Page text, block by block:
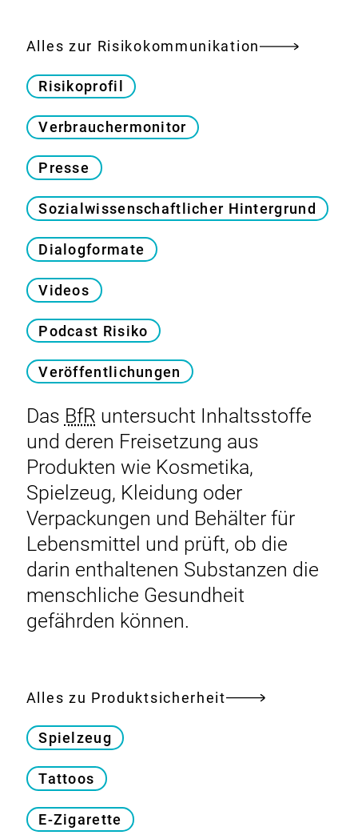
Alles zur Risikokommunikation
Risikoprofil
Verbrauchermonitor
Presse
Sozialwissenschaftlicher Hintergrund
Dialogformate
Videos
Podcast Risiko
Veröffentlichungen
Das BfR untersucht Inhaltsstoffe
und deren Freisetzung aus
Produkten wie Kosmetika,
Spielzeug, Kleidung oder
Verpackungen und Behälter für
Lebensmittel und prüft, ob die
darin enthaltenen Substanzen die
menschliche Gesundheit
gefährden können.
Alles zu Produktsicherheit
Spielzeug
Tattoos
E-Zigarette